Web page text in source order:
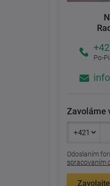
Po-
Zavoláme
Odoslaním
spracovaním